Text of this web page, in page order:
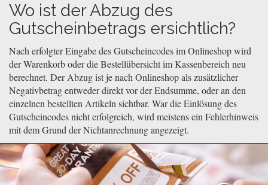
Wo ist der Abzug des
Gutscheinbetrags ersichtlich?
Nach erfolgter Eingabe des Gutscheincodes im Onlineshop wird
der Warenkorb oder die Bestellübersicht im Kassenbereich neu
berechnet. Der Abzug ist je nach Onlineshop als zusätzlicher
Negativbetrag entweder direkt vor der Endsumme, oder an den
einzelnen bestellten Artikeln sichtbar. War die Einlösung des
Gutscheincodes nicht erfolgreich, wird meistens ein Fehlerhinweis
mit dem Grund der Nichtanrechnung angezeigt.